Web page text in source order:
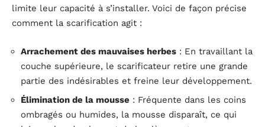
limite leur capacité à s’installer. Voici de façon précise
comment la scarification agit :
Arrachement des mauvaises herbes : En travaillant la
couche supérieure, le scarificateur retire une grande
partie des indésirables et freine leur développement.
Élimination de la mousse : Fréquente dans les coins
ombragés ou humides, la mousse disparaît, ce qui